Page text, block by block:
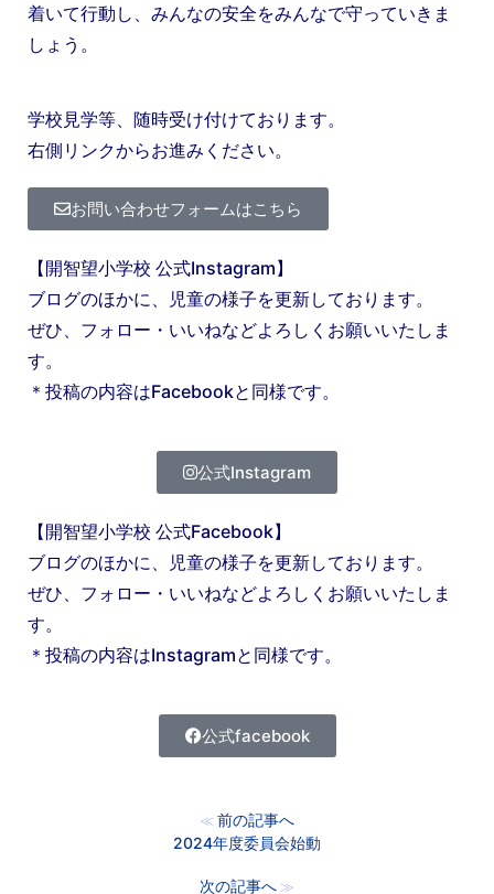
着いて行動し、みんなの安全をみんなで守っていきま
しょう。
学校見学等、随時受け付けております。
右側リンクからお進みください。
お問い合わせフォームはこちら
【開智望小学校 公式Instagram】
ブログのほかに、児童の様子を更新しております。
ぜひ、フォロー・いいねなどよろしくお願いいたしま
す。
＊投稿の内容はFacebookと同様です。
公式Instagram
【開智望小学校 公式Facebook】
ブログのほかに、児童の様子を更新しております。
ぜひ、フォロー・いいねなどよろしくお願いいたしま
す。
＊投稿の内容はInstagramと同様です。
公式facebook
≪ 前の記事へ
2024年度委員会始動
次の記事へ ≫